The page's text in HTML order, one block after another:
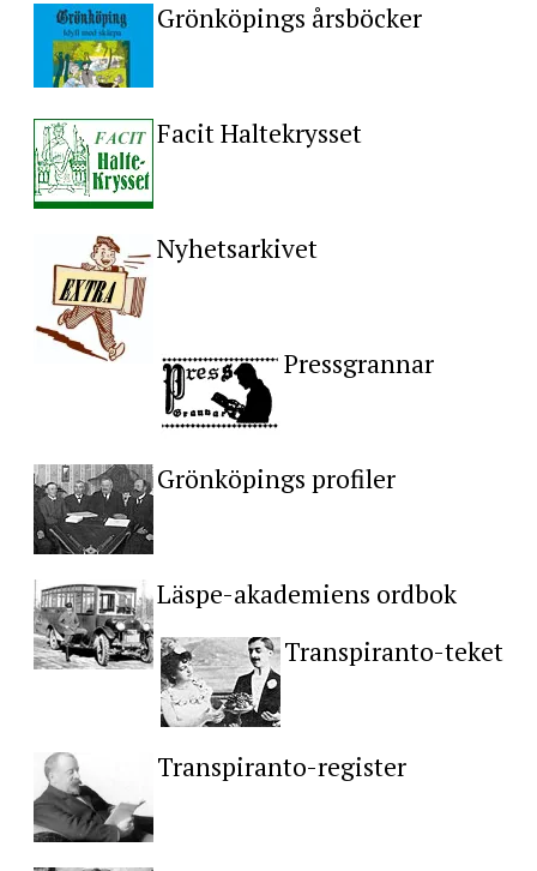
Grönköpings årsböcker
Facit Haltekrysset
Nyhetsarkivet
Pressgrannar
Grönköpings profiler
Läspe-akademiens ordbok
Transpiranto-teket
Transpiranto-register